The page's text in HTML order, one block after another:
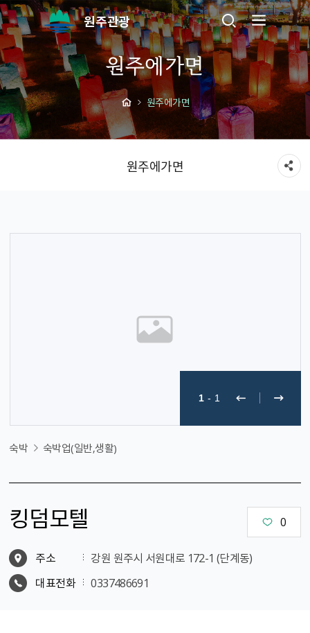
원주관광
원주에가면
원주에가면
원주에가면
1 - 1
숙박 숙박업(일반,생활)
킹덤모텔 0
주소
강원 원주시 서원대로 172-1 (단계동)
대표전화
0337486691